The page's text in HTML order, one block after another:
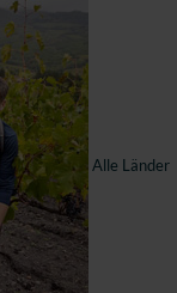
Alle Länder